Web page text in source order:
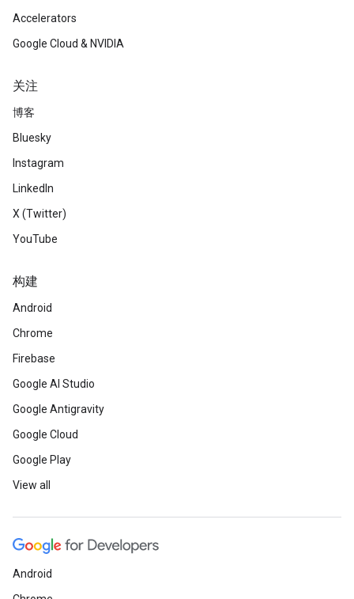
Accelerators
Google Cloud & NVIDIA
关注
博客
Bluesky
Instagram
LinkedIn
X (Twitter)
YouTube
构建
Android
Chrome
Firebase
Google AI Studio
Google Antigravity
Google Cloud
Google Play
View all
Android